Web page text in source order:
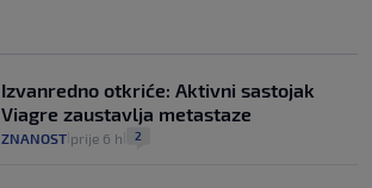
Izvanredno otkriće: Aktivni sastojak
Viagre zaustavlja metastaze
ZNANOST prije 6 h 2